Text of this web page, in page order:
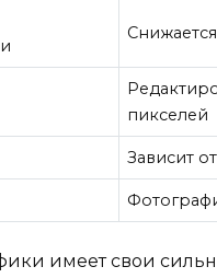
Снижается
пикселей
Зависит
имеет свои